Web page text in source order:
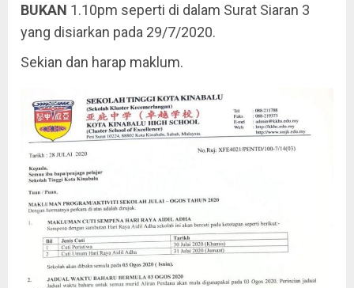
BUKAN 1.10pm seperti di dalam Surat Siaran 3
yang disiarkan pada 29/7/2020.
Sekian dan harap maklum.